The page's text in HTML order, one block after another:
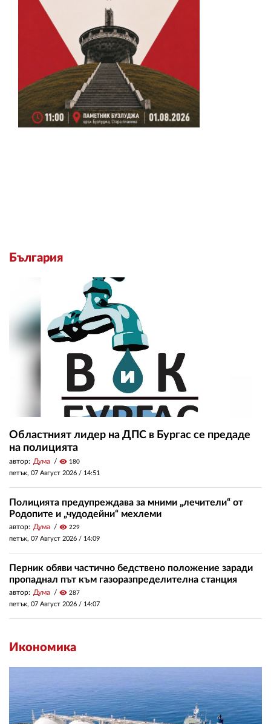
България
Областният лидер на ДПС в Бургас се предаде
на полицията
автор: Дума visibility 180
петък, 07 Август 2026 / 14:51
Полицията предупреждава за мними „лечители“ от
Родопите и „чудодейни“ мехлеми
автор: Дума visibility 229
петък, 07 Август 2026 / 14:09
Перник обяви частично бедствено положение заради
пропаднал път към газоразпределителна станция
автор: Дума visibility 287
петък, 07 Август 2026 / 14:07
Икономика